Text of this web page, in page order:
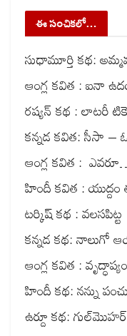
ఈ సంచికలో…
సుధామూర్తి కథ:
ఆంగ్ల కవిత : ఐనా
రష్యన్ కథ : లాటరీ
కన్నడ కవిత: సీసా –
ఆంగ్ల కవిత :
హిందీ కవిత :
టర్కిష్ కథ : వలసపిట్ట
కన్నడ కథ: నాలుగో
ఆంగ్ల కవిత :
హిందీ కథ: నన్ను
ఉర్దూ కథ: